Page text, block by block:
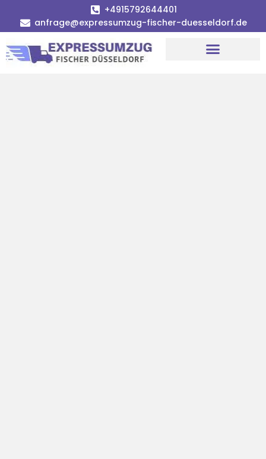
+4915792644401
anfrage@expressumzug-fischer-duesseldorf.de